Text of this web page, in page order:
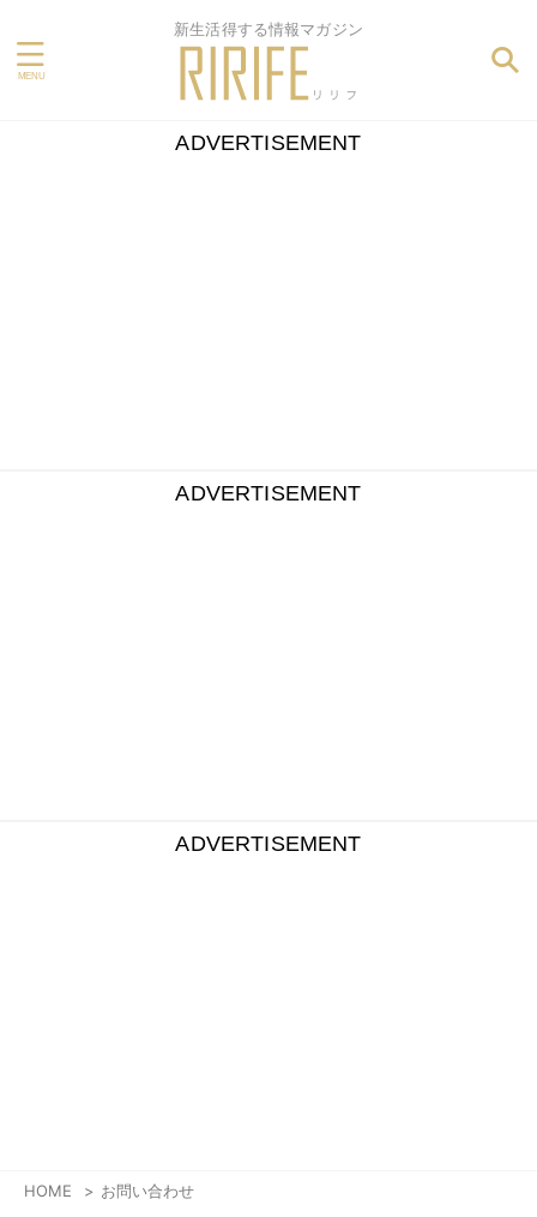
新生活得する情報マガジン
ADVERTISEMENT
ADVERTISEMENT
ADVERTISEMENT
HOME お問い合わせ